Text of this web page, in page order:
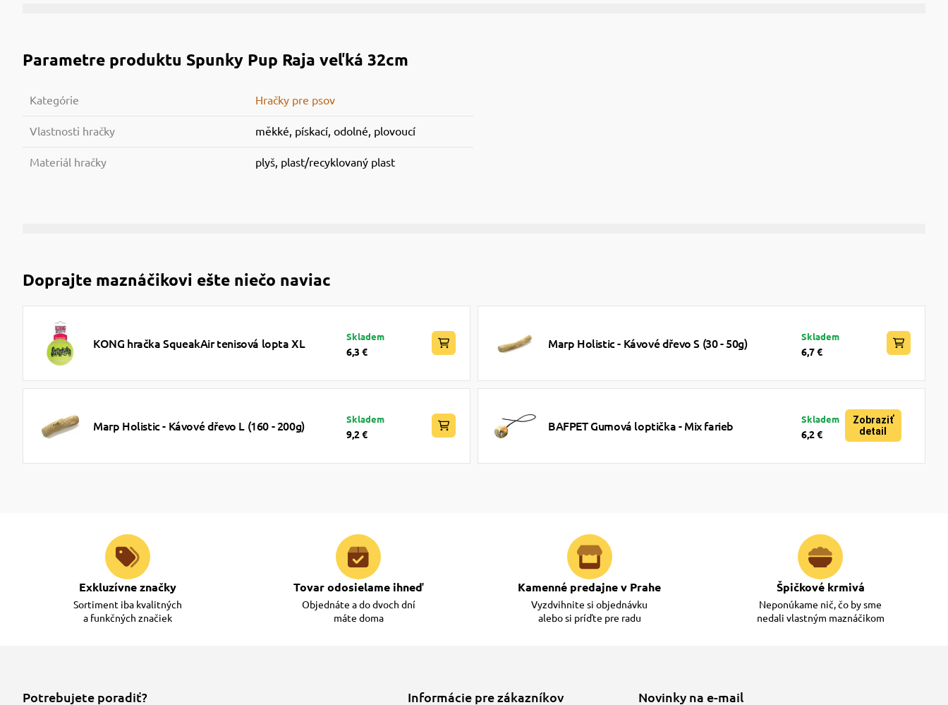
Parametre produktu Spunky Pup Raja veľká 32cm
Kategórie Hračky pre psov
Vlastnosti hračky měkké, pískací, odolné, plovoucí
Materiál hračky plyš, plast/recyklovaný plast
Doprajte maznáčikovi ešte niečo naviac
KONG hračka SqueakAir tenisová lopta XL Skladem
6,3 €
Marp Holistic - Kávové dřevo S (30 - 50g) Skladem
6,7 €
Marp Holistic - Kávové dřevo L (160 - 200g) Skladem
9,2 €
BAFPET Gumová loptička - Mix farieb Skladem
6,2 €
Zobraziť
detail
Exkluzívne značky
Sortiment iba kvalitných
a funkčných značiek
Tovar odosielame ihneď
Objednáte a do dvoch dní
máte doma
Kamenné predajne v Prahe
Vyzdvihnite si objednávku
alebo si príďte pre radu
Špičkové krmivá
Neponúkame nič, čo by sme
nedali vlastným maznáčikom
Potrebujete poradiť? Informácie pre zákazníkov Novinky na e-mail